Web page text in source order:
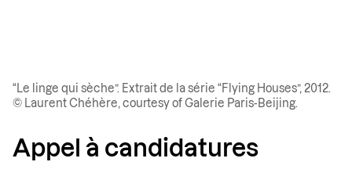
“Le linge qui sèche”. Extrait de la série “Flying Houses”, 2012.
© Laurent Chéhère, courtesy of Galerie Paris-Beijing.
Appel à candidatures